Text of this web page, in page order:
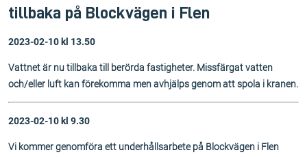
tillbaka på Blockvägen i Flen
2023-02-10 kl 13.50
Vattnet är nu tillbaka till berörda fastigheter. Missfärgat vatten
och/eller luft kan förekomma men avhjälps genom att spola i kranen.
2023-02-10 kl 9.30
Vi kommer genomföra ett underhållsarbete på Blockvägen i Flen